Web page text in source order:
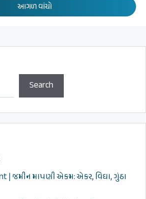
આગળ વાંચો
Search
| જમીન માપણી એકમ: એકર, વિઘા, ગુંઠા